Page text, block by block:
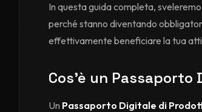
In questa guida completa,
perché stanno diventando
effettivamente beneficiare la tua
Cos'è un Passaporto
Un Passaporto Digitale di